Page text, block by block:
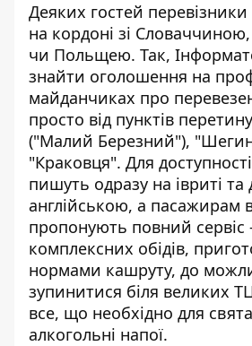
Деяких гостей
на кордоні зі
чи Польщею. Так,
знайти оголошення на
майданчиках про
просто від пунктів
("Малий Березний"),
"Краковця". Для
пишуть одразу на івриті
англійською, а пасажирам
пропонують повний сервіс
комплексних обідів,
нормами кашруту, до
зупинитися біля великих
все, що необхідно для
алкогольні напої.